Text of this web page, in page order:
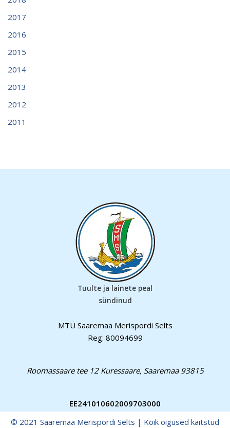
2017
2016
2015
2014
2013
2012
2011
Tuulte ja lainete peal
sündinud
MTÜ Saaremaa Merispordi Selts
Reg: 80094699
Roomassaare tee 12 Kuressaare, Saaremaa 93815
EE241010602009703000
© 2021 Saaremaa Merispordi Selts | Kõik õigused kaitstud